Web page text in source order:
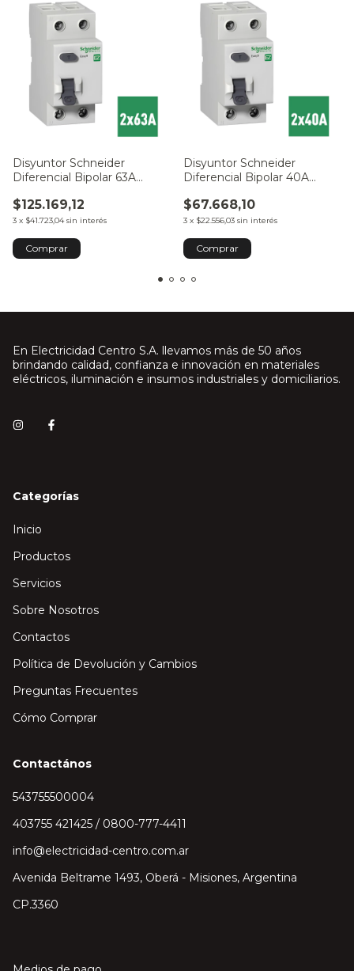
Disyuntor Schneider
Diferencial Bipolar 63A
$125.169,12
3 x $41.723,04 sin interés
Disyuntor Schneider
Diferencial Bipolar 40A
$67.668,10
3 x $22.556,03 sin interés
En Electricidad Centro S.A. llevamos más de 50 años
brindando calidad, confianza e innovación en materiales
eléctricos, iluminación e insumos industriales y domiciliarios.
Categorías
Inicio
Productos
Servicios
Sobre Nosotros
Contactos
Política de Devolución y Cambios
Preguntas Frecuentes
Cómo Comprar
Contactános
543755500004
403755 421425 / 0800-777-4411
info@electricidad-centro.com.ar
Avenida Beltrame 1493, Oberá - Misiones, Argentina
CP.3360